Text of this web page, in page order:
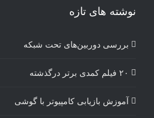
نوشته های تازه
بررسی دوربین‌های تحت شبکه
۲۰ فیلم کمدی برتر درگذشته
آموزش بازیابی کامپیوتر با گوشی